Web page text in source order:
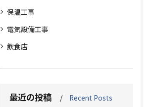
保温工事
電気設備工事
飲食店
最近の投稿 Recent Posts